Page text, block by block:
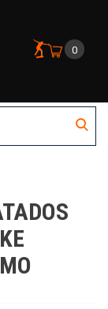
0